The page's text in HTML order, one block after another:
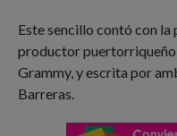
Este sencillo contó con
productor puertorriqueño
Grammy, y escrita por
Barreras.